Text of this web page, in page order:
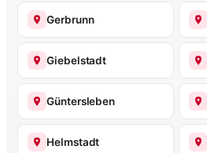
Gerbrunn
Giebelstadt
Güntersleben
Helmstadt